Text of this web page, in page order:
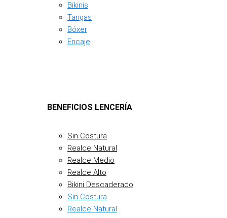
Bikinis
Tangas
Bóxer
Encaje
BENEFICIOS LENCERÍA
Sin Costura
Realce Natural
Realce Medio
Realce Alto
Bikini Descaderado
Sin Costura
Realce Natural